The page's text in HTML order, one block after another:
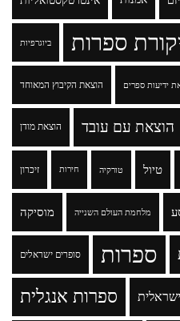
ביוגרפיות ספרות
הוצאת הקיבוץ המאוחד ידיעות ספרים
הוצאת מודן הוצאת עם עובד
זיכרון חירות טורקיה טיול
מוסיקה מלחמת העולם השנייה
סופרים ישראלים ספרות
ספרות אנגלית